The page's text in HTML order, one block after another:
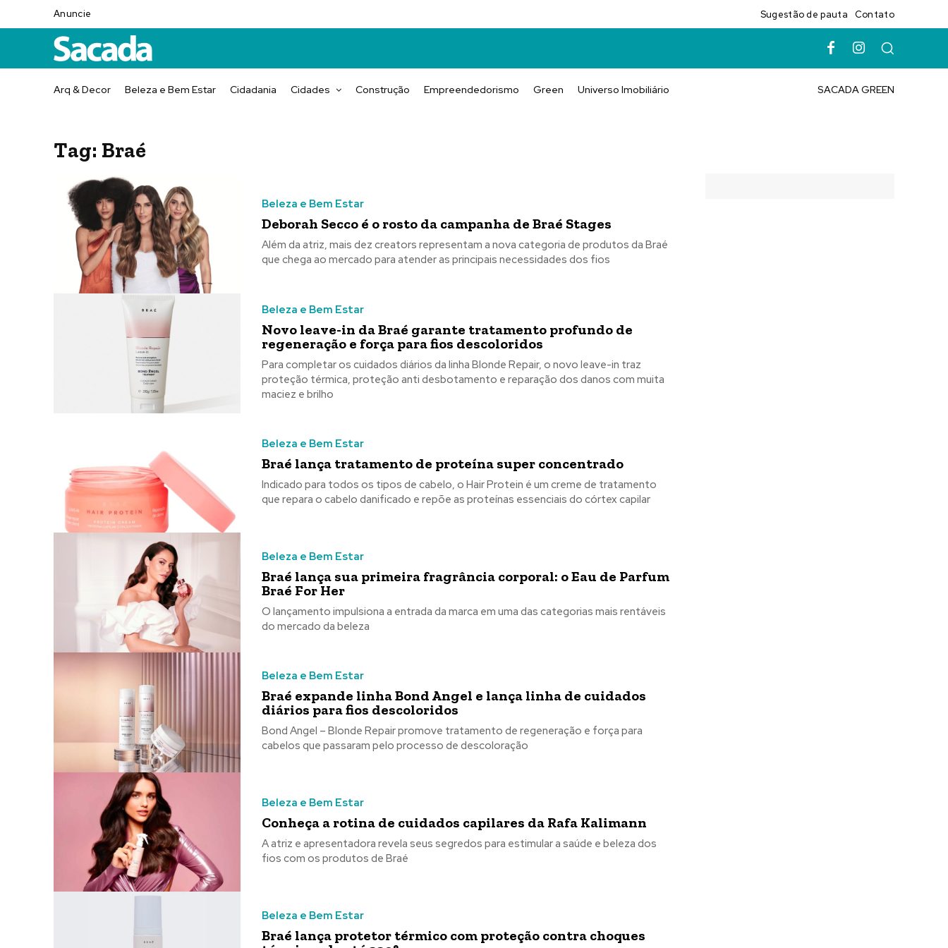
Anuncie Sugestão de pauta Contato
Arq & Decor Beleza e Bem Estar Cidadania Cidades Construção Empreendedorismo Green Universo Imobiliário SACADA GREEN
Tag: Braé
Beleza e Bem Estar
Deborah Secco é o rosto da campanha de Braé Stages
Além da atriz, mais dez creators representam a nova categoria de produtos da Braé
que chega ao mercado para atender as principais necessidades dos fios
Beleza e Bem Estar
Novo leave-in da Braé garante tratamento profundo de
regeneração e força para fios descoloridos
Para completar os cuidados diários da linha Blonde Repair, o novo leave-in traz
proteção térmica, proteção anti desbotamento e reparação dos danos com muita
maciez e brilho
Beleza e Bem Estar
Braé lança tratamento de proteína super concentrado
Indicado para todos os tipos de cabelo, o Hair Protein é um creme de tratamento
que repara o cabelo danificado e repõe as proteínas essenciais do córtex capilar
Beleza e Bem Estar
Braé lança sua primeira fragrância corporal: o Eau de Parfum
Braé For Her
O lançamento impulsiona a entrada da marca em uma das categorias mais rentáveis
do mercado da beleza
Beleza e Bem Estar
Braé expande linha Bond Angel e lança linha de cuidados
diários para fios descoloridos
Bond Angel – Blonde Repair promove tratamento de regeneração e força para
cabelos que passaram pelo processo de descoloração
Beleza e Bem Estar
Conheça a rotina de cuidados capilares da Rafa Kalimann
A atriz e apresentadora revela seus segredos para estimular a saúde e beleza dos
fios com os produtos de Braé
Beleza e Bem Estar
Braé lança protetor térmico com proteção contra choques